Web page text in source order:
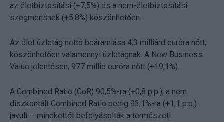
az életbiztosítási (+7,5%) és a nem-életbiztosítási
szegmensnek (+5,8%) köszönhetően.
Az élet üzletág nettó beáramlása 4,3 milliárd euróra nőtt,
köszönhetően valamennyi üzletágnak. A New Business
Value jelentősen, 977 millió euróra nőtt (+19,1%).
A Combined Ratio (CoR) 90,5%-ra (+0,8 p.p.), a nem
diszkontált Combined Ratio pedig 93,1%-ra (+1,1 p.p.)
javult – mindkettőt befolyásolták a természeti